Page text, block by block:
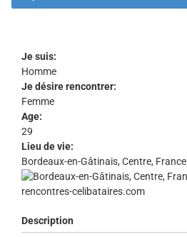
Je suis:
Homme
Je désire rencontrer:
Femme
Age:
29
Lieu de vie:
Bordeaux-en-Gâtinais, Centre, France
Description